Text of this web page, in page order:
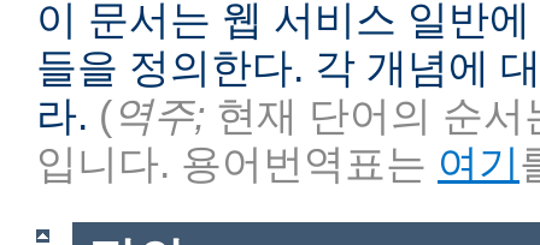
이 문서는 웹 서비스 일반
들을 정의한다. 각 개념에
라. (역주; 현재 단어의 순
입니다. 용어번역표는 여기